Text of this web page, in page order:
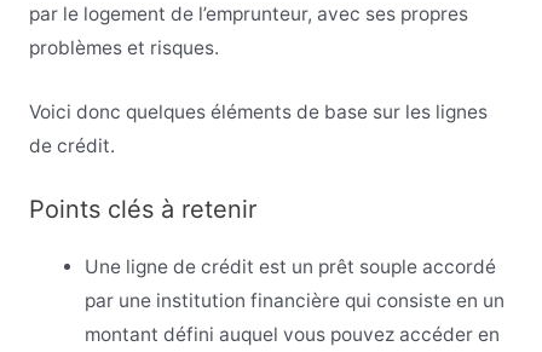
par le logement de l’emprunteur, avec ses propres
problèmes et risques.
Voici donc quelques éléments de base sur les lignes
de crédit.
Points clés à retenir
Une ligne de crédit est un prêt souple accordé
par une institution financière qui consiste en un
montant défini auquel vous pouvez accéder en